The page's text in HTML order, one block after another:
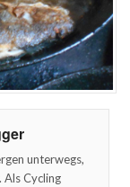
unterwegs,
Cycling